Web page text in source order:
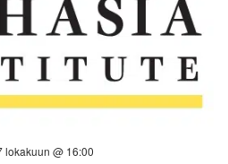
lokakuun @ 16:00